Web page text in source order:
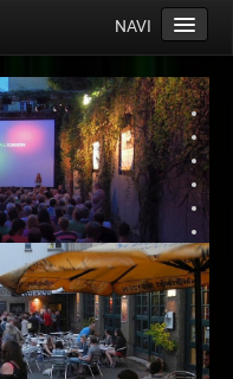
NAVI